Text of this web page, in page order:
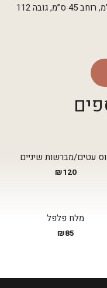
ומושבי עץ אלון מבוקע. מידות: אורך 250 ס”מ, רוחב 45 ס”מ, גובה 112
עטים/מברשות שיניים
₪120
מלח פלפל
₪85